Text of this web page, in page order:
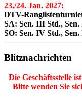
23./24. Jan. 2027:
DTV-
SA: Sen. III Std.,
SO: Sen. IV Std.,
Blitznachrichten
Die Geschäftsstelle
Bitte wenden Sie